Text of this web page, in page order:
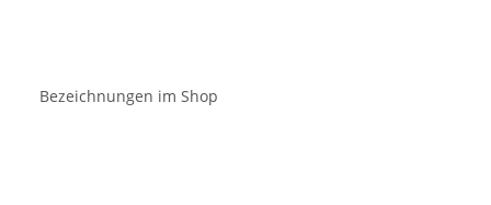
Bezeichnungen im Shop